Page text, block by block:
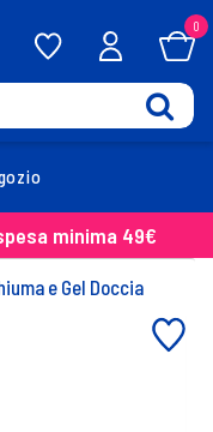
0
minima 49€
e Gel Doccia